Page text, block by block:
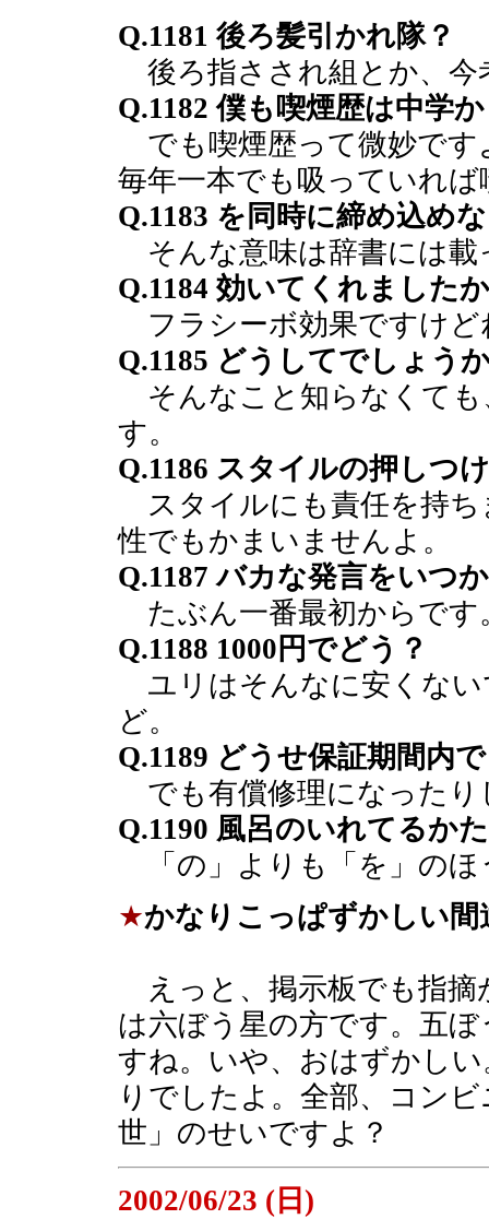
Q.1181 後ろ髪引かれ隊？
後ろ指さされ組とか、今
Q.1182 僕も喫煙歴は中学
でも喫煙歴って微妙です
毎年一本でも吸っていれば
Q.1183 を同時に締め込め
そんな意味は辞書には載
Q.1184 効いてくれました
フラシーボ効果ですけど
Q.1185 どうしてでしょう
そんなこと知らなくても
す。
Q.1186 スタイルの押しつ
スタイルにも責任を持ち
性でもかまいませんよ。
Q.1187 バカな発言をいつ
たぶん一番最初からです
Q.1188 1000円でどう？
ユリはそんなに安くない
ど。
Q.1189 どうせ保証期間内
でも有償修理になったり
Q.1190 風呂のいれてるか
「の」よりも「を」のほ
★かなりこっぱずかしい
えっと、掲示板でも指摘
は六ぼう星の方です。五
すね。いや、おはずかし
りでしたよ。全部、コン
世」のせいですよ？
2002/06/23 (日)